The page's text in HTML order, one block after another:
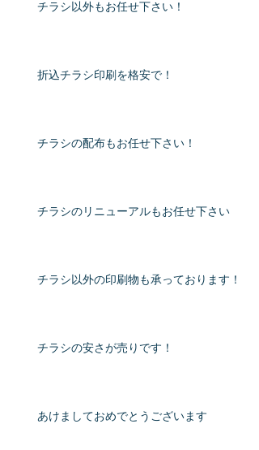
チラシ以外もお任せ下さい！
折込チラシ印刷を格安で！
チラシの配布もお任せ下さい！
チラシのリニューアルもお任せ下さい
チラシ以外の印刷物も承っております！
チラシの安さが売りです！
あけましておめでとうございます